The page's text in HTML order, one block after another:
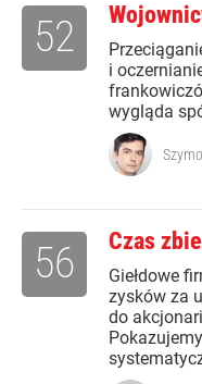
i
wygląda
52
Czas
Giełdowe
zysków za
do
56